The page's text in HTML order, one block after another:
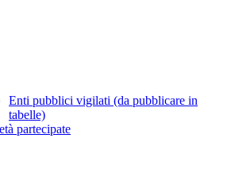
Enti pubblici vigilati (da pubblicare in
tabelle)
partecipate